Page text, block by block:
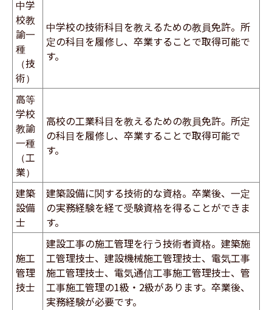
中学
校教
諭一
種
（技
術）
中学校の技術科目を教えるための教員免許。所
定の科目を履修し、卒業することで取得可能で
す。
高等
学校
教諭
一種
（工
業）
高校の工業科目を教えるための教員免許。所定
の科目を履修し、卒業することで取得可能で
す。
建築
設備
士
建築設備に関する技術的な資格。卒業後、一定
の実務経験を経て受験資格を得ることができま
す。
施工
管理
技士
建設工事の施工管理を行う技術者資格。建築施
工管理技士、建設機械施工管理技士、電気工事
施工管理技士、電気通信工事施工管理技士、管
工事施工管理の1級・2級があります。卒業後、
実務経験が必要です。